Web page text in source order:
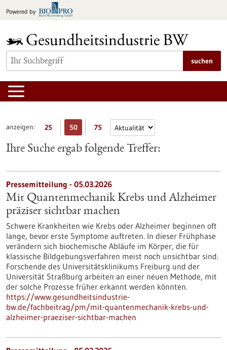
Inhalt
Powered by
suchen
anzeigen: 25 50 75
Ihre Suche ergab folgende Treffer:
Pressemitteilung - 05.03.2026
Mit Quantenmechanik Krebs und Alzheimer
präziser sichtbar machen
Schwere Krankheiten wie Krebs oder Alzheimer beginnen oft
lange, bevor erste Symptome auftreten. In dieser Frühphase
verändern sich biochemische Abläufe im Körper, die für
klassische Bildgebungsverfahren meist noch unsichtbar sind.
Forschende des Universitätsklinikums Freiburg und der
Universität Straßburg arbeiten an einer neuen Methode, mit
der solche Prozesse früher erkannt werden könnten.
https://www.gesundheitsindustrie-
bw.de/fachbeitrag/pm/mit-quantenmechanik-krebs-und-
alzheimer-praeziser-sichtbar-machen